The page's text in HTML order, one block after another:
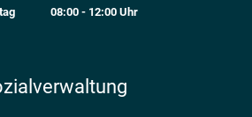
Von 14:00 bis 18:00 Uhr
08:00- 12:00Uhr